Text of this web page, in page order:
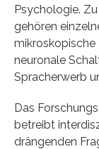
Psychologie.
gehören
mikroskopische
neuronale
Spracherwerb
Das
betreibt
drängenden